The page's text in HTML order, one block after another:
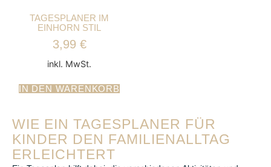
TAGESPLANER IM
EINHORN STIL
3,99 €
inkl. MwSt.
IN DEN WARENKORB
WIE EIN TAGESPLANER FÜR
KINDER DEN FAMILIENALLTAG
ERLEICHTERT